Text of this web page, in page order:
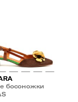
босоножки